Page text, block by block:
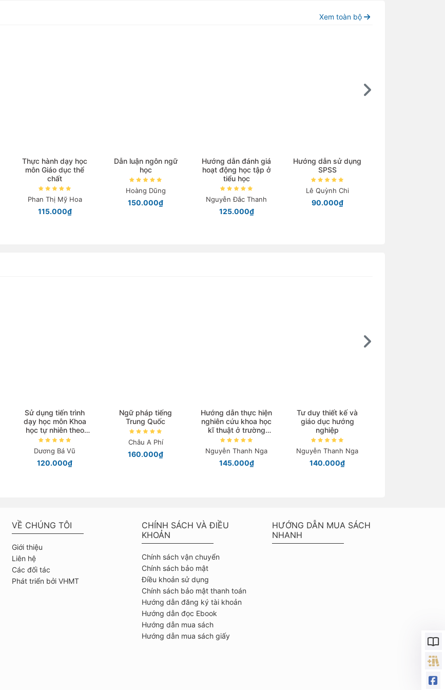
Xem toàn bộ
Thực hành dạy học
môn Giáo dục thể
chất
Phan Thị Mỹ Hoa
115.000₫
Dẫn luận ngôn ngữ
học
Hoàng Dũng
150.000₫
Hướng dẫn đánh giá
hoạt động học tập ở
tiểu học
Nguyễn Đắc Thanh
125.000₫
Hướng dẫn sử dụng
SPSS
Lê Quỳnh Chi
90.000₫
Sử dụng tiến trình
dạy học môn Khoa
học tự nhiên theo
hình thức dạy học B-
Learning
Dương Bá Vũ
120.000₫
Ngữ pháp tiếng
Trung Quốc
Châu A Phí
160.000₫
Hướng dẫn thực hiện
nghiên cứu khoa học
kĩ thuật ở trường
trung học
Nguyễn Thanh Nga
145.000₫
Tư duy thiết kế và
giáo dục hướng
nghiệp
Nguyễn Thanh Nga
140.000₫
VỀ CHÚNG TÔI
Giới thiệu
Liên hệ
Các đối tác
Phát triển bởi VHMT
CHÍNH SÁCH VÀ ĐIỀU
KHOẢN
Chính sách vận chuyển
Chính sách bảo mật
Điều khoản sử dụng
Chính sách bảo mật thanh toán
Hướng dẫn đăng ký tài khoản
Hướng dẫn đọc Ebook
Hướng dẫn mua sách
Hướng dẫn mua sách giấy
HƯỚNG DẪN MUA SÁCH
NHANH